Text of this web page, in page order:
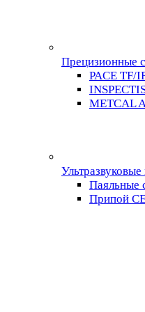
Прецизионные
PACE TF/
METCAL
Паяльные
Припой